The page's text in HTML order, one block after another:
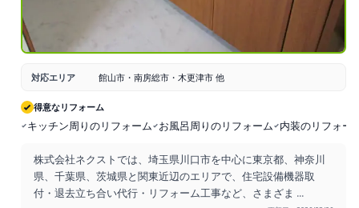
対応エリア 館山市・南房総市・木更津市 他
得意なリフォーム
キッチン周りのリフォーム お風呂周りのリフォーム 内装のリフォー
株式会社ネクストでは、埼玉県川口市を中心に東京都、神奈川
県、千葉県、茨城県と関東近辺のエリアで、住宅設備機器取
付・退去立ち合い代行・リフォーム工事など、さまざま ...